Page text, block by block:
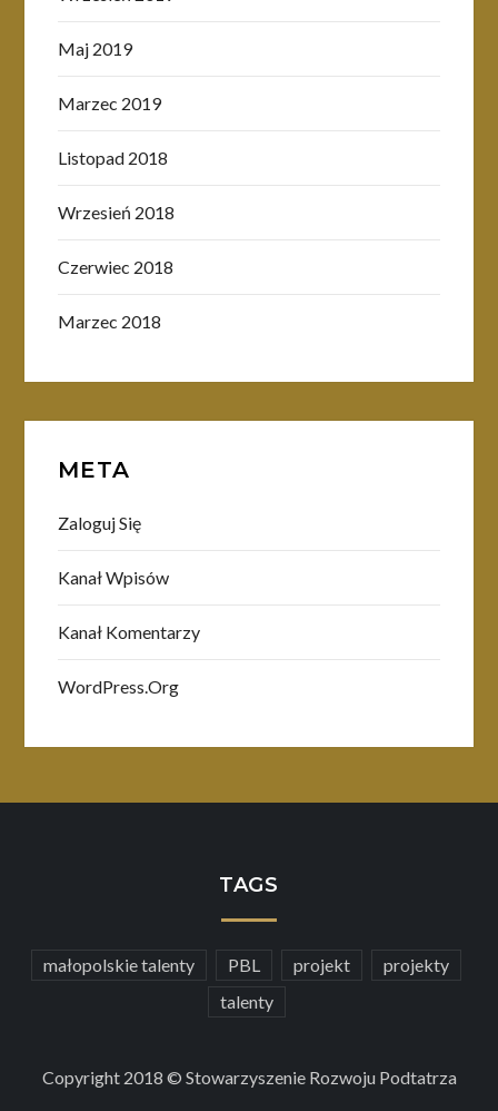
Maj 2019
Marzec 2019
Listopad 2018
Wrzesień 2018
Czerwiec 2018
Marzec 2018
META
Zaloguj Się
Kanał Wpisów
Kanał Komentarzy
WordPress.org
TAGS
małopolskie talenty PBL projekt
projekty
talenty
Copyright 2018 © Stowarzyszenie Rozwoju Podtatrza